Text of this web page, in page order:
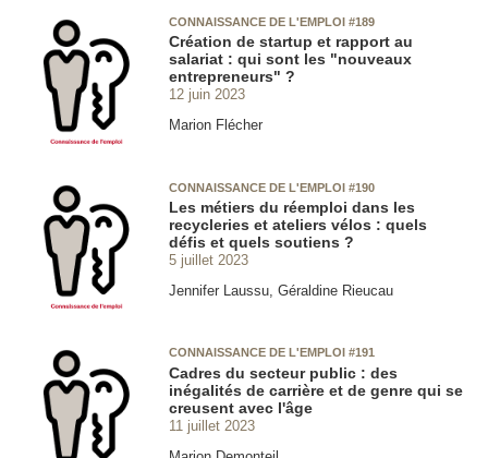
CONNAISSANCE DE L'EMPLOI #189
Création de startup et rapport au
salariat : qui sont les "nouveaux
entrepreneurs" ?
12 juin 2023
Marion Flécher
CONNAISSANCE DE L'EMPLOI #190
Les métiers du réemploi dans les
recycleries et ateliers vélos : quels
défis et quels soutiens ?
5 juillet 2023
Jennifer Laussu, Géraldine Rieucau
CONNAISSANCE DE L'EMPLOI #191
Cadres du secteur public : des
inégalités de carrière et de genre qui se
creusent avec l'âge
11 juillet 2023